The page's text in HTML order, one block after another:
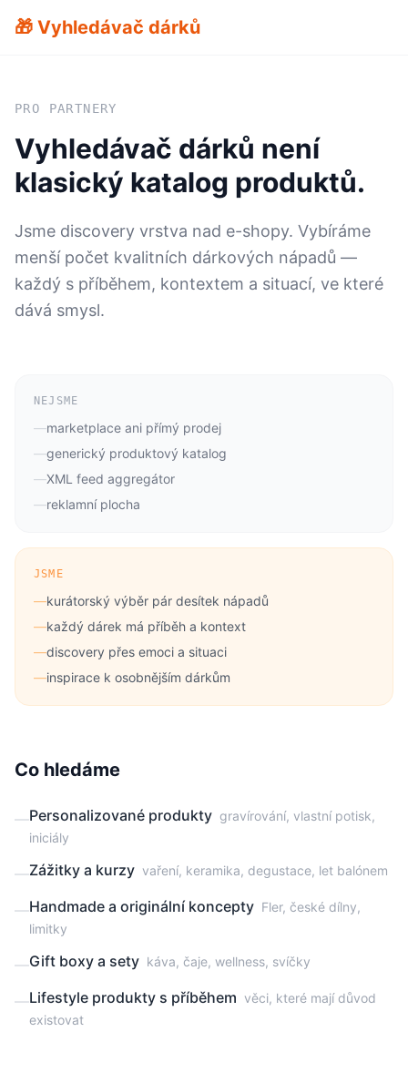
🎁 Vyhledávač dárků
PRO PARTNERY
Vyhledávač dárků není
klasický katalog produktů.
Jsme discovery vrstva nad e-shopy. Vybíráme
menší počet kvalitních dárkových nápadů —
každý s příběhem, kontextem a situací, ve které
dává smysl.
NEJSME
—marketplace ani přímý prodej
—generický produktový katalog
—XML feed aggregátor
—reklamní plocha
JSME
—kurátorský výběr pár desítek nápadů
—každý dárek má příběh a kontext
—discovery přes emoci a situaci
—inspirace k osobnějším dárkům
Co hledáme
—Personalizované produkty gravírování, vlastní potisk,
iniciály
—Zážitky a kurzy vaření, keramika, degustace, let balónem
—Handmade a originální koncepty Fler, české dílny,
limitky
—Gift boxy a sety káva, čaje, wellness, svíčky
—Lifestyle produkty s příběhem věci, které mají důvod
existovat